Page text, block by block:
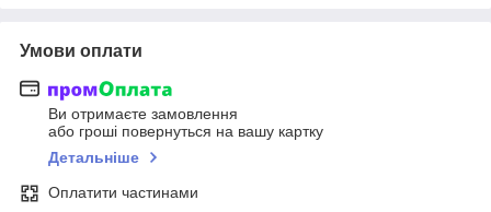
Умови оплати
Ви отримаєте замовлення
або гроші повернуться на вашу картку
Детальніше
Оплатити частинами